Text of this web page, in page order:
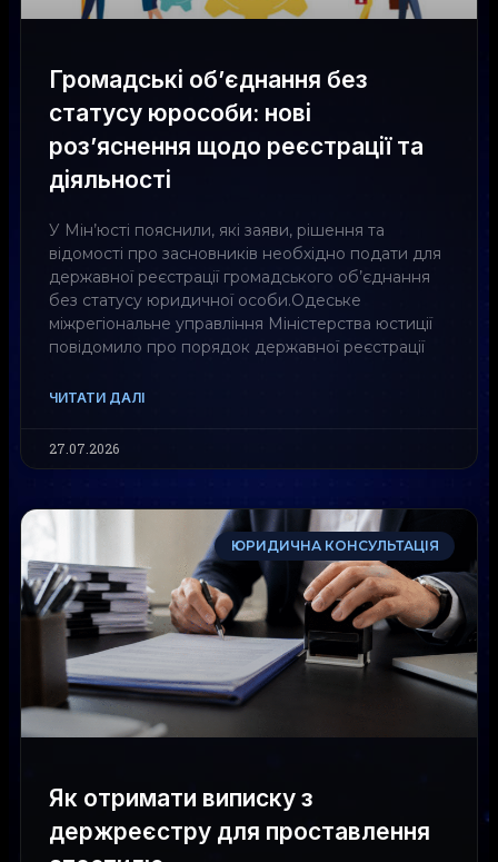
Громадські об’єднання без
статусу юрособи: нові
роз’яснення щодо реєстрації та
діяльності
У Мін’юсті пояснили, які заяви, рішення та
відомості про засновників необхідно подати для
державної реєстрації громадського об’єднання
без статусу юридичної особи.Одеське
міжрегіональне управління Міністерства юстиції
повідомило про порядок державної реєстрації
ЧИТАТИ ДАЛІ
27.07.2026
ЮРИДИЧНА КОНСУЛЬТАЦІЯ
Як отримати виписку з
держреєстру для проставлення